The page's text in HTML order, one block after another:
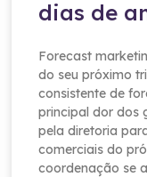
dias de
Forecast
do seu próximo
consistente de
principal dor dos
pela diretoria
comerciais do
coordenação se